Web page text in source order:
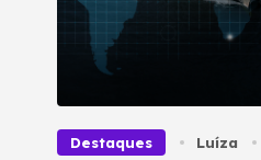
Destaques Luíza